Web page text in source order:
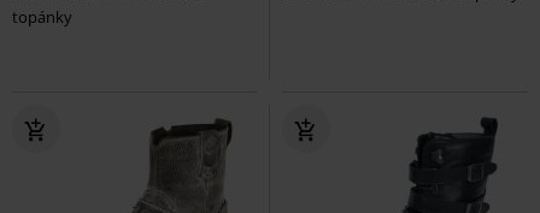
topánky